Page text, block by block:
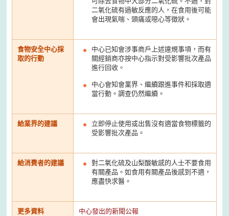
二氧化硫有過敏反應的人，在食用後可能
會出現氣喘、頭痛或噁心等徵狀。
食物安全中心採
取的行動
中心已知會涉事商戶上述違規事項，而有
關經銷商亦按中心指示對受影響批次產品
進行回收。
中心會知會業界、繼續跟進事件和採取適
當行動。調查仍然繼續。
給業界的建議
立即停止使用或出售沒有適當食物標籤的
受影響批次產品。
給消費者的建議
對二氧化硫及山梨酸敏感的人士不要食用
有關產品。如食用有關產品後感到不適，
應盡快求醫。
更多資料 中心發出的新聞公報